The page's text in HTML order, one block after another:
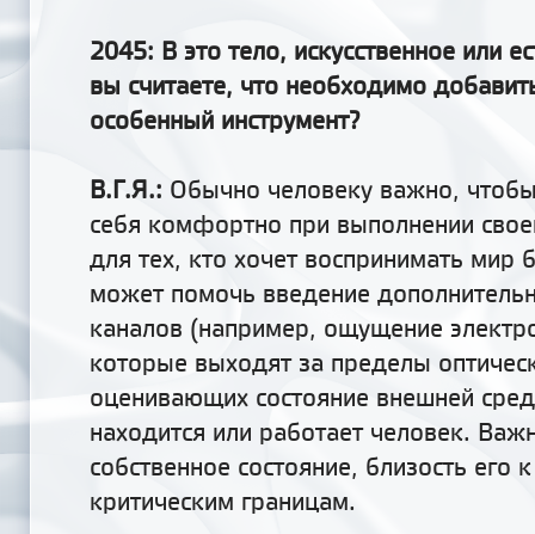
2045: В это тело, искусственное или
вы считаете, что необходимо
особенный инструмент?
В.Г.Я.: Обычно человеку важно,
себя комфортно при выполнении
для тех, кто хочет воспринимать мир
может помочь введение
каналов (например, ощущение
которые выходят за пределы
оценивающих состояние внешней
находится или работает человек.
собственное состояние, близость его
критическим границам.